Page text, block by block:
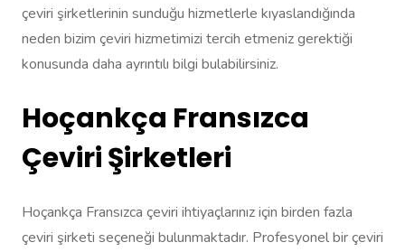
çeviri şirketlerinin sunduğu hizmetlerle kıyaslandığında
neden bizim çeviri hizmetimizi tercih etmeniz gerektiği
konusunda daha ayrıntılı bilgi bulabilirsiniz.
Hoçankça Fransızca
Çeviri Şirketleri
Hoçankça Fransızca çeviri ihtiyaçlarınız için birden fazla
çeviri şirketi seçeneği bulunmaktadır. Profesyonel bir çeviri